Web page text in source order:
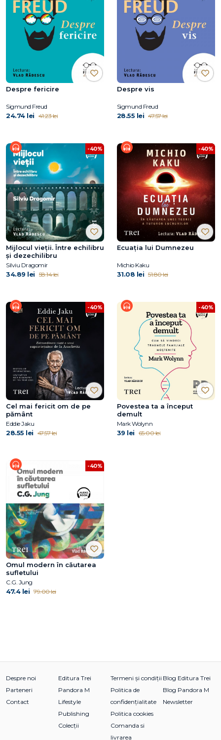
Despre fericire
Sigmund Freud
24.74 lei 41.23 lei
Despre vis
Sigmund Freud
28.55 lei 47.57 lei
-40%
Mijlocul vieții. Între echilibru
și dezechilibru
Silviu Dragomir
34.89 lei 58.14 lei
-40%
Ecuația lui Dumnezeu
Michio Kaku
31.08 lei 51.80 lei
-40%
Cel mai fericit om de pe
pământ
Eddie Jaku
28.55 lei 47.57 lei
-40%
Povestea ta a început
demult
Mark Wolynn
39 lei 65.00 lei
-40%
Omul modern în căutarea
sufletului
C.G. Jung
47.4 lei 79.00 lei
Despre noi
Parteneri
Contact
Editura Trei
Pandora M
Lifestyle
Publishing
Colecții
Termeni și condiții
Politica de
confidențialitate
Politica cookies
Comanda si
livrarea
Blog Editura Trei
Blog Pandora M
Newsletter